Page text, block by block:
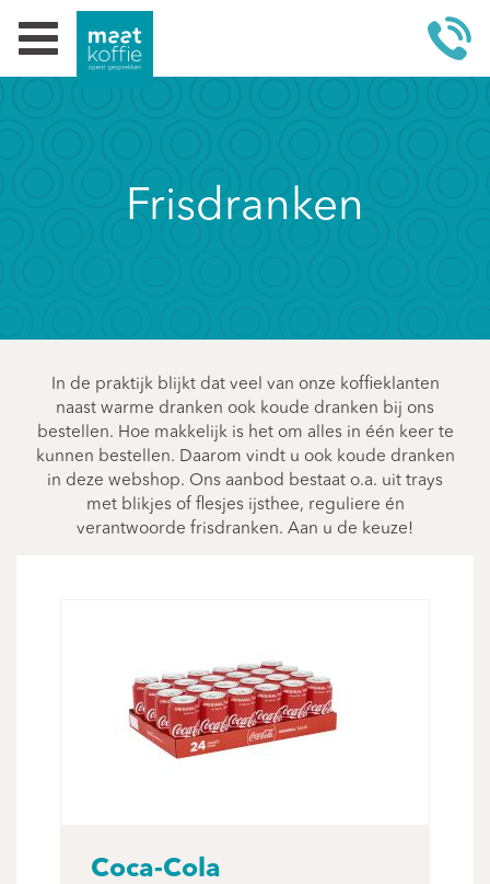
Frisdranken
In de praktijk blijkt dat veel van onze koffieklanten
naast warme dranken ook koude dranken bij ons
bestellen. Hoe makkelijk is het om alles in één keer te
kunnen bestellen. Daarom vindt u ook koude dranken
in deze webshop. Ons aanbod bestaat o.a. uit trays
met blikjes of flesjes ijsthee, reguliere én
verantwoorde frisdranken. Aan u de keuze!
Coca-Cola